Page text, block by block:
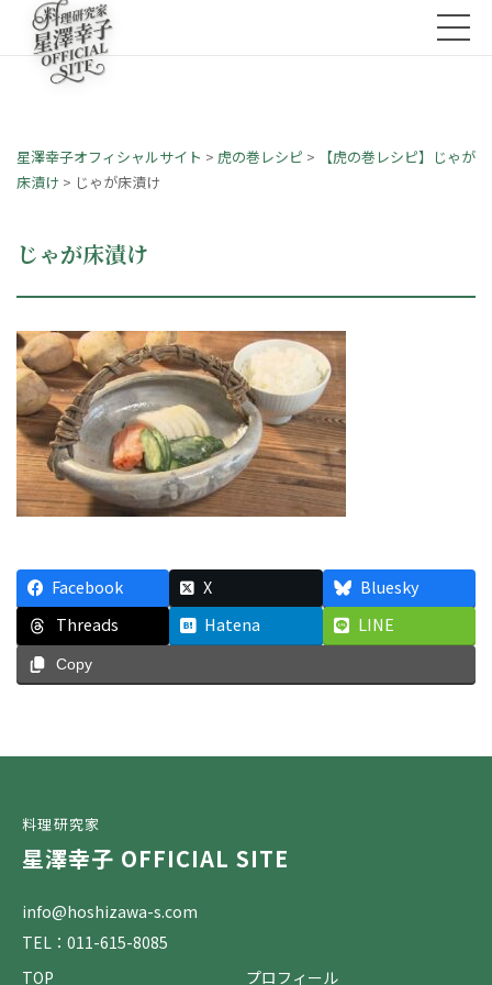
星澤幸子オフィシャルサイト > 虎の巻レシピ >
【虎の巻レシピ】じゃが
床漬け > じゃが床漬け
じゃが床漬け
Facebook X
Bluesky
Threads
Hatena LINE
Copy
料理研究家
星澤幸子 OFFICIAL SITE
info@hoshizawa-s.com
TEL：011-615-8085
TOP
プロフィール